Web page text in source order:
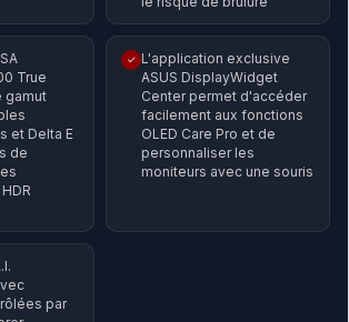
True
gamut
et Delta E
de
✓ L'application exclusive
ASUS DisplayWidget
Center permet d'accéder
facilement aux fonctions
OLED Care Pro et de
personnaliser les
moniteurs avec une souris
par